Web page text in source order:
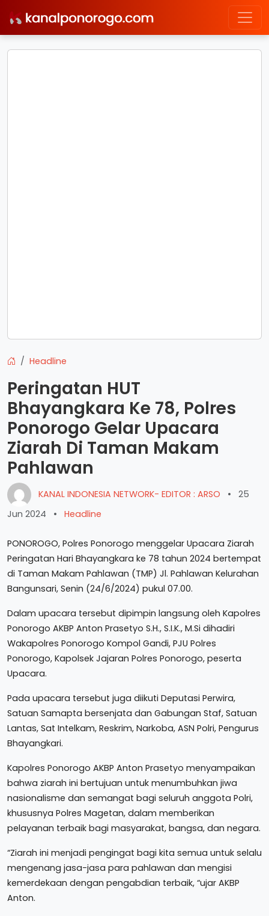
Headline
Peringatan HUT
Bhayangkara Ke 78, Polres
Ponorogo Gelar Upacara
Ziarah Di Taman Makam
Pahlawan
KANAL INDONESIA NETWORK- EDITOR : ARSO •
25
Jun 2024
• Headline
PONOROGO, Polres Ponorogo menggelar Upacara Ziarah
Peringatan Hari Bhayangkara ke 78 tahun 2024 bertempat
di Taman Makam Pahlawan (TMP) Jl. Pahlawan Kelurahan
Bangunsari, Senin (24/6/2024) pukul 07.00.
Dalam upacara tersebut dipimpin langsung oleh Kapolres
Ponorogo AKBP Anton Prasetyo S.H., S.I.K., M.Si dihadiri
Wakapolres Ponorogo Kompol Gandi, PJU Polres
Ponorogo, Kapolsek Jajaran Polres Ponorogo, peserta
Upacara.
Pada upacara tersebut juga diikuti Deputasi Perwira,
Satuan Samapta bersenjata dan Gabungan Staf, Satuan
Lantas, Sat Intelkam, Reskrim, Narkoba, ASN Polri, Pengurus
Bhayangkari.
Kapolres Ponorogo AKBP Anton Prasetyo menyampaikan
bahwa ziarah ini bertujuan untuk menumbuhkan jiwa
nasionalisme dan semangat bagi seluruh anggota Polri,
khususnya Polres Magetan, dalam memberikan
pelayanan terbaik bagi masyarakat, bangsa, dan negara.
“Ziarah ini menjadi pengingat bagi kita semua untuk selalu
mengenang jasa-jasa para pahlawan dan mengisi
kemerdekaan dengan pengabdian terbaik, “ujar AKBP
Anton.